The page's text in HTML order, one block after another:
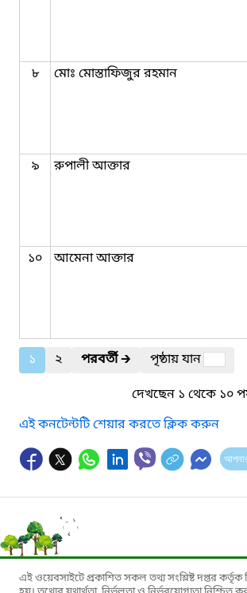
৮ মোঃ মোস্তাফিজুর রহমান
৯ রুপালী আক্তার
১০ আমেনা আক্তার
১ ২ পরবর্তী🡲
পৃষ্ঠায় যান
দেখছেন ১ থেকে ১০
এই কনটেন্টটি শেয়ার করতে ক্লিক করুন
এই ওয়েবসাইটে প্রকাশিত সকল তথ্য সংশ্লিষ্ট দপ্তর কর্তৃক